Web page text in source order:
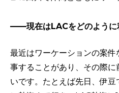
——現在はLACをどのように
最近はワーケーションの案
事することがあり、その際
いです。たとえば先日、伊豆